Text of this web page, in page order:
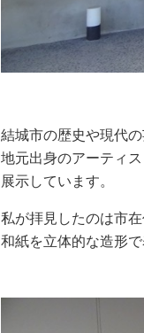
結城市の歴史や現代
地元出身のアーティ
展示しています。
私が拝見したのは市
和紙を立体的な造形